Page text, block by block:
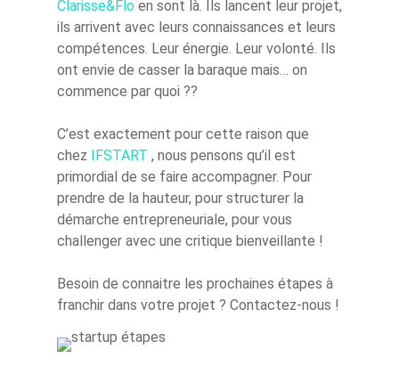
Clarisse&Flo en sont là. Ils lancent leur projet,
ils arrivent avec leurs connaissances et leurs
compétences. Leur énergie. Leur volonté. Ils
ont envie de casser la baraque mais… on
commence par quoi ??
C’est exactement pour cette raison que
chez IFSTART , nous pensons qu’il est
primordial de se faire accompagner. Pour
prendre de la hauteur, pour structurer la
démarche entrepreneuriale, pour vous
challenger avec une critique bienveillante !
Besoin de connaitre les prochaines étapes à
franchir dans votre projet ? Contactez-nous !